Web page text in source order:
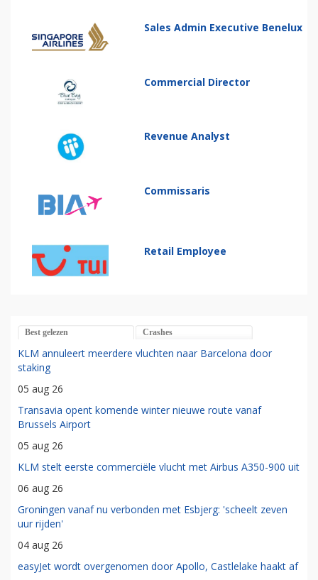
Sales Admin Executive Benelux
Commercial Director
Revenue Analyst
Commissaris
Retail Employee
Best gelezen Crashes
KLM annuleert meerdere vluchten naar Barcelona door
staking
05 aug 26
Transavia opent komende winter nieuwe route vanaf
Brussels Airport
05 aug 26
KLM stelt eerste commerciële vlucht met Airbus A350-900 uit
06 aug 26
Groningen vanaf nu verbonden met Esbjerg: 'scheelt zeven
uur rijden'
04 aug 26
easyJet wordt overgenomen door Apollo, Castlelake haakt af